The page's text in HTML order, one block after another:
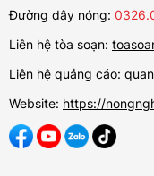
Đường dây nóng:
Liên hệ tòa soạn:
Liên hệ quảng cáo:
Website: https://